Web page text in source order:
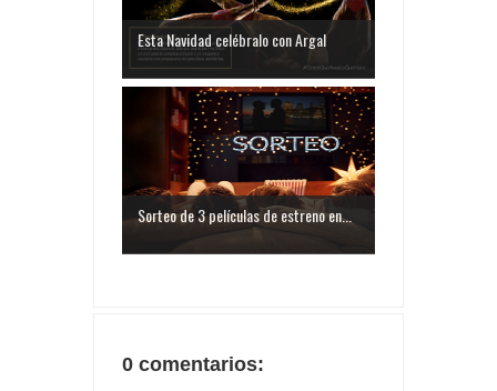
Esta Navidad celébralo con Argal
Sorteo de 3 películas de estreno en...
0 comentarios: